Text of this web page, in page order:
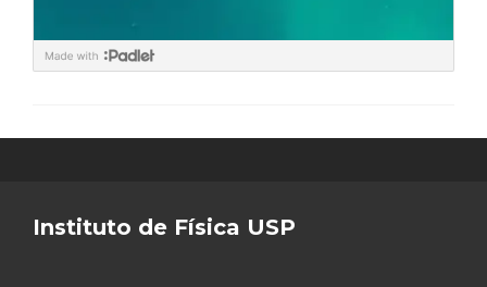
Instituto de Física USP